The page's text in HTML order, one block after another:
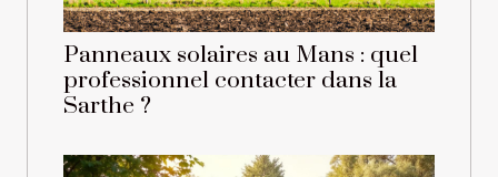
Panneaux solaires au Mans : quel
professionnel contacter dans la
Sarthe ?